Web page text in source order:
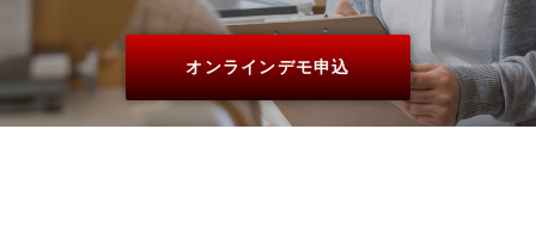
オンラインデモ申込